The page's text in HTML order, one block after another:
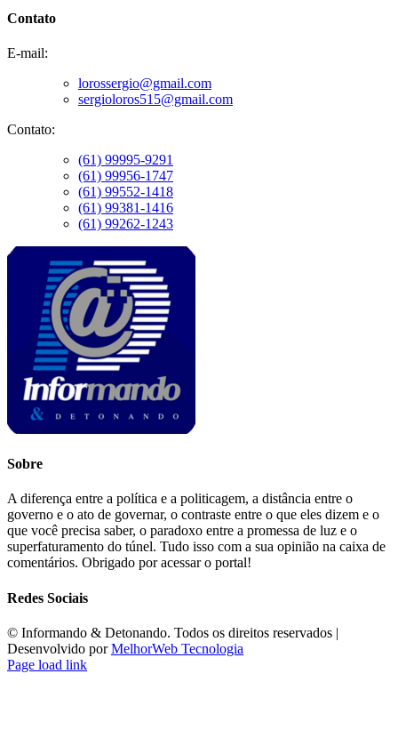
Contato
E-mail:
lorossergio@gmail.com
sergioloros515@gmail.com
Contato:
(61) 99995-9291
(61) 99956-1747
(61) 99552-1418
(61) 99381-1416
(61) 99262-1243
Sobre
A diferença entre a política e a politicagem, a distância entre o
governo e o ato de governar, o contraste entre o que eles dizem e o
que você precisa saber, o paradoxo entre a promessa de luz e o
superfaturamento do túnel. Tudo isso com a sua opinião na caixa de
comentários. Obrigado por acessar o portal!
Redes Sociais
©️ Informando & Detonando. Todos os direitos reservados |
Desenvolvido porMelhorWeb Tecnologia
Page load link